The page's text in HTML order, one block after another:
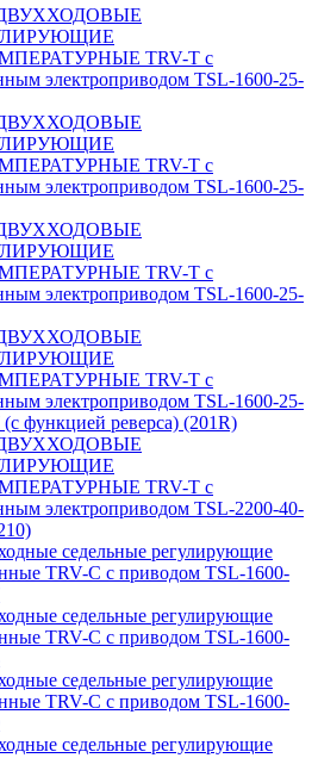
TRV-T с
электроприводом TSL-1600-25-
TRV-T с
электроприводом TSL-1600-25-
TRV-T с
электроприводом TSL-1600-25-
TRV-T с
электроприводом TSL-1600-25-
функцией реверса) (201R)
TRV-T с
электроприводом TSL-2200-40-
седельные регулирующие
TRV-С с приводом TSL-1600-
седельные регулирующие
TRV-С с приводом TSL-1600-
седельные регулирующие
TRV-С с приводом TSL-1600-
седельные регулирующие